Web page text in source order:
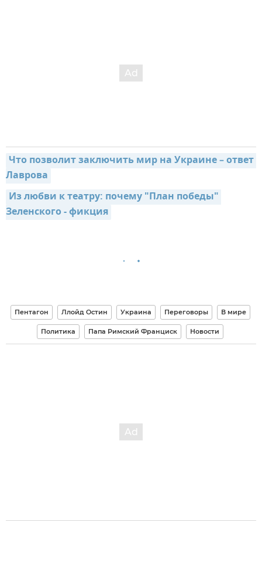
Что позволит заключить мир на Украине – ответ
Лаврова
Из любви к театру: почему "План победы"
Зеленского - фикция
Пентагон Ллойд Остин Украина Переговоры В мире
Политика Папа Римский Франциск Новости